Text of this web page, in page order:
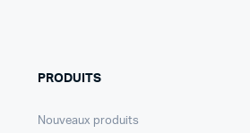
PRODUITS
Nouveaux produits